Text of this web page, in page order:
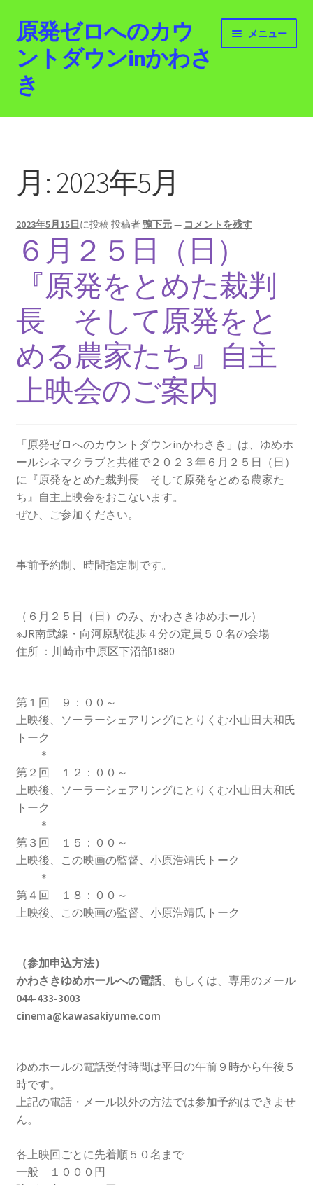
ナ
ビ
ゲ
ー
シ
キ
ッ
プ
コ
ン
テ
ン
ツ
プ
原発ゼロへのカウ
ントダウンinかわさ
き
メニュー
ホーム
活動紹介
2012.3.11 「原発ゼロへのカウントダウンinかわさ
き」「原発ゼロへの行進！誰でもデモ！」
原発ゼロ金曜日行動 inかわさき
2013.3.10 第２回原発ゼロへのカウントダウンinかわ
さき 集会
2014.3.16 第３回原発ゼロへのカウントダウンinかわ
さき 集会
科会【原発は人権問題だ】 福島からの発言
2022.3.13 第11回原発ゼロへのカウントダウンinかわ
さき 集会
2016.3 .13 第5回原発ゼロへのカウントダウンinかわさ
き 集会
き 集会
2018.3.11 第７回原発ゼロへのカウントダウンinかわ
さき集会
2019.3.10 第8回 原発ゼロへのカウントダウンinかわ
さき 集会
2023.3.12 第12回原発ゼロへのカウントダウンinかわ
さき集会
2023.6.25（日）映画「原発をとめた裁判長 そして
原発をとめる農家たち」上映会を開催
2023.10.8 原発ゼロへのカウントダウンinかわさき
講演会開催
2024.3.10第13回原発ゼロへのカウントダウンinかわさ
2024.10.13 映画「決断」上映と講演会を開催
2025.3.23第14回原発ゼロへのカウントダウンinかわさ
2026.3.15 第１５回原発ゼロへのカウントダウンinか
わさき集会開催
月: 2023年5月
2023年5月15日に投稿投稿者鴨下元— コメントを残す
６月２５日（日）
『原発をとめた裁判
長 そして原発をと
める農家たち』自主
上映会のご案内
「原発ゼロへのカウントダウンinかわさき」は、ゆめホ
ールシネマクラブと共催で２０２３年６月２５日（日）
に『原発をとめた裁判長 そして原発をとめる農家た
ち』自主上映会をおこないます。
ぜひ、ご参加ください。
事前予約制、時間指定制です。
（６月２５日（日）のみ、かわさきゆめホール）
※JR南武線・向河原駅徒歩４分の定員５０名の会場
住所 ：川崎市中原区下沼部1880
第１回 ９：００～
上映後、ソーラーシェアリングにとりくむ小山田大和氏
トーク
＊
第２回 １２：００～
上映後、ソーラーシェアリングにとりくむ小山田大和氏
トーク
＊
第３回 １５：００～
上映後、この映画の監督、小原浩靖氏トーク
＊
第４回 １８：００～
上映後、この映画の監督、小原浩靖氏トーク
（参加申込方法）
かわさきゆめホールへの電話、もしくは、専用のメール
044-433-3003
cinema@kawasakiyume.com
ゆめホールの電話受付時間は平日の午前９時から午後５
時です。
上記の電話・メール以外の方法では参加予約はできませ
ん。
各上映回ごとに先着順５０名まで
一般 １０００円